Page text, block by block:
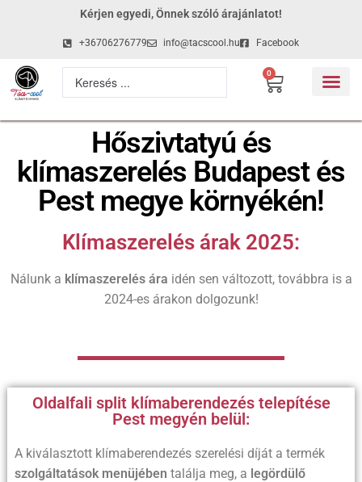
Kérjen egyedi, Önnek szóló árajánlatot!
+36706276779 info@tacscool.hu Facebook
0
Hőszivtatyú és
klímaszerelés Budapest és
Pest megye környékén!
Klímaszerelés árak 2025:
Nálunk a klímaszerelés ára idén sen változott, továbbra is a
2024-es árakon dolgozunk!
Oldalfali split klímaberendezés telepítése
Pest megyén belül:
A kiválasztott klímaberendezés szerelési díját a termék
szolgáltatások menüjében találja meg, a legördülő